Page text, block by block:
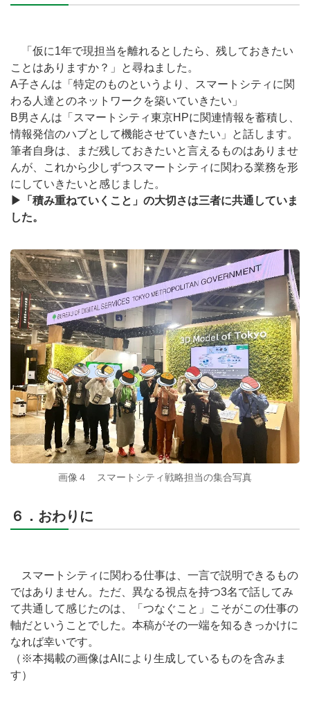
「仮に1年で現担当を離れるとしたら、残しておきたい
ことはありますか？」と尋ねました。
A子さんは「特定のものというより、スマートシティに関
わる人達とのネットワークを築いていきたい」
B男さんは「スマートシティ東京HPに関連情報を蓄積し、
情報発信のハブとして機能させていきたい」と話します。
筆者自身は、まだ残しておきたいと言えるものはありませ
んが、これから少しずつスマートシティに関わる業務を形
にしていきたいと感じました。
▶「積み重ねていくこと」の大切さは三者に共通していま
した。
画像４ スマートシティ戦略担当の集合写真
６．おわりに
スマートシティに関わる仕事は、一言で説明できるもの
ではありません。ただ、異なる視点を持つ3名で話してみ
て共通して感じたのは、「つなぐこと」こそがこの仕事の
軸だということでした。本稿がその一端を知るきっかけに
なれば幸いです。
（※本掲載の画像はAIにより生成しているものを含みま
す）